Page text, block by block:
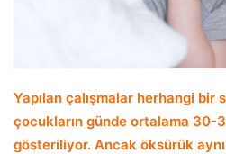
Yapılan çalışmalar herhangi bir
çocukların günde ortalama 30-
gösteriliyor. Ancak öksürük